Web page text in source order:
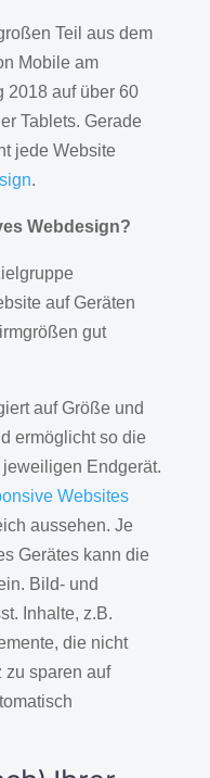
Teil aus dem
Mobile am
2018 auf über 60
Tablets. Gerade
jede Website
.
Webdesign?
auf Geräten
gut
auf Größe und
ermöglicht so die
Endgerät.
Websites
aussehen. Je
Gerätes kann die
Bild- und
Inhalte, z.B.
die nicht
zu sparen auf